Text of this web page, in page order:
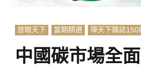
放眼天下 當期精選 禪天下雜誌150
中國碳市場全